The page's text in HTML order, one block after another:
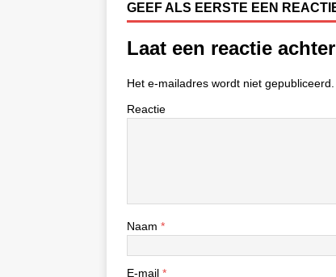
GEEF ALS EERSTE EEN
Laat een reactie achter
Het e-mailadres wordt niet gepubliceerd.
Reactie
Naam *
E-mail *